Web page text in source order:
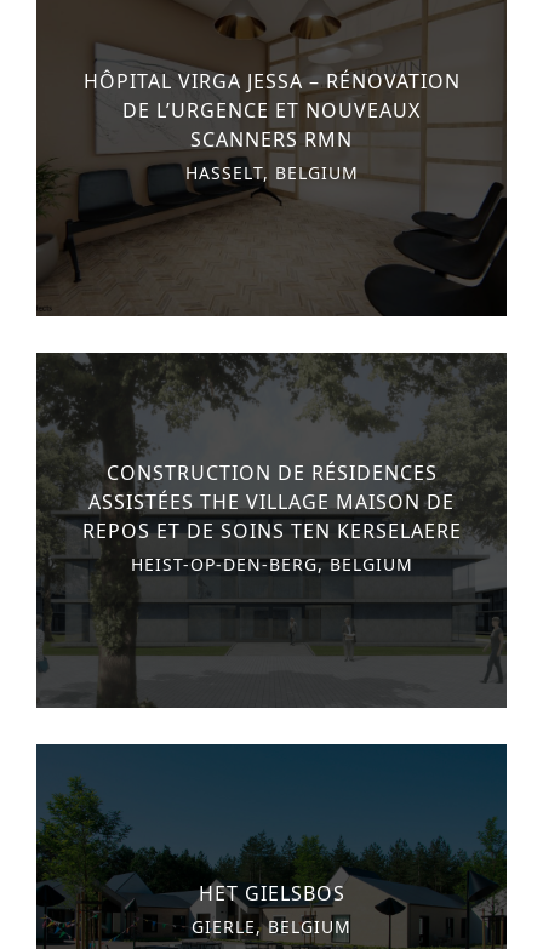
HÔPITAL VIRGA JESSA – RÉNOVATION
DE L’URGENCE ET NOUVEAUX
SCANNERS RMN
HASSELT, BELGIUM
CONSTRUCTION DE RÉSIDENCES
ASSISTÉES THE VILLAGE MAISON DE
REPOS ET DE SOINS TEN KERSELAERE
HEIST-OP-DEN-BERG, BELGIUM
HET GIELSBOS
GIERLE, BELGIUM